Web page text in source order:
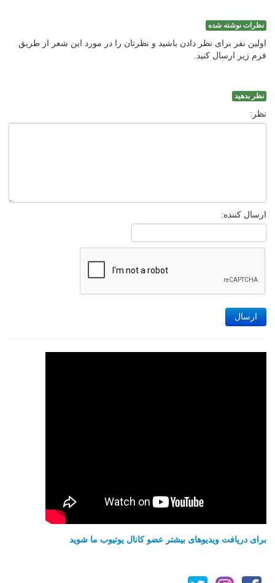
نظرات نوشته شده
اولین نفر برای نظر دادن باشید و نظرتان را در مورد این شعر از طریق
فرم زیر ارسال کنید.
نظر بدهید
نظر:
ارسال کننده:
ارسال
برای دریافت ویدیوهای بیشتر عضو کانال یوتیوب ما شوید